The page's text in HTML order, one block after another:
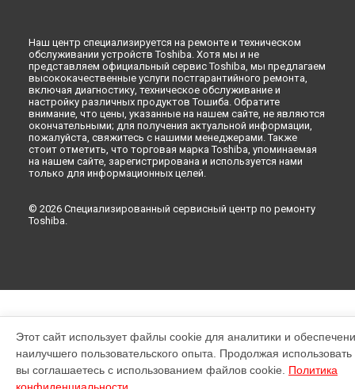
Наш центр специализируется на ремонте и техническом
обслуживании устройств Toshiba. Хотя мы и не
представляем официальный сервис Toshiba, мы предлагаем
высококачественные услуги постгарантийного ремонта,
включая диагностику, техническое обслуживание и
настройку различных продуктов Тошиба. Обратите
внимание, что цены, указанные на нашем сайте, не являются
окончательными; для получения актуальной информации,
пожалуйста, свяжитесь с нашими менеджерами. Также
стоит отметить, что торговая марка Toshiba, упоминаемая
на нашем сайте, зарегистрирована и используется нами
только для информационных целей.
© 2026 Специализированный сервисный центр по ремонту
Toshiba.
Этот сайт использует файлы cookie для аналитики и
наилучшего пользовательского опыта. Продолжая использовать
вы соглашаетесь с использованием файлов cookie. Политика